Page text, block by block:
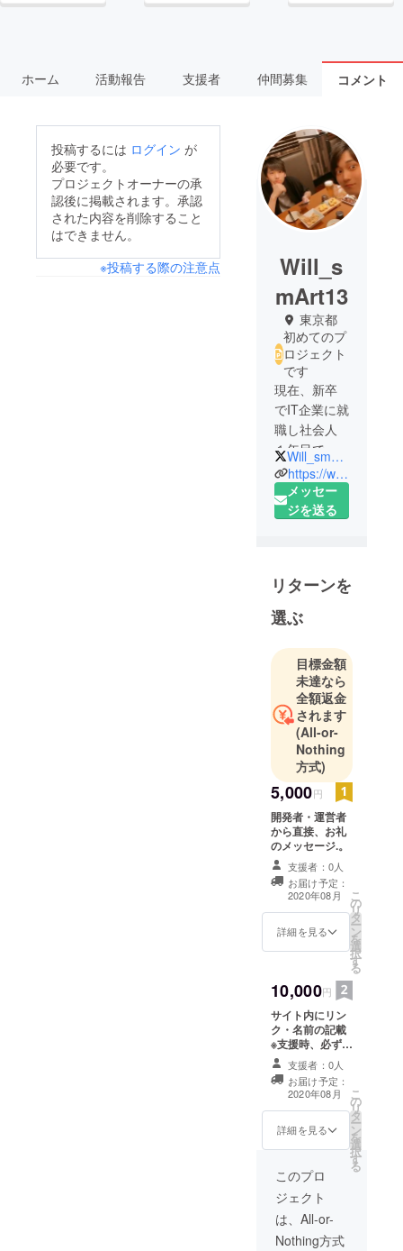
ホーム 活動報告 支援者 仲間募集 コメント
投稿するには ログイン が
必要です。
プロジェクトオーナーの承
認後に掲載されます。承認
された内容を削除すること
はできません。
※投稿する際の注意点
Will_s
mArt13
東京都
初めてのプ
ロジェクト
です
現在、新卒
でIT企業に就
職し社会人
１年目で
す。今の生
活も悪くは
ないと思い
ていいもの
かと考えて
います。
夢を追う人
をサポート
したい、
最終的には
科学で魔法
を作りた
い。
よろしくお
願いしま
す。
Will_smArt13
https://www.smart-art.site/
メッセー
ジを送る
リターンを
選ぶ
目標金額
未達なら
全額返金
されます
(All-or-
Nothing
方式)
5,000円
開発者・運営者
から直接、お礼
のメッセージ.。
支援者：0人
お届け予定：
2020年08月
詳細を見る
こ
の
リ
タ
ー
ン
を
選
択
す
る
10,000円
サイト内にリン
ク・名前の記載
※支援時、必ず備
考欄にご希望の
お名前をご記入
ください。
支援者：0人
お届け予定：
2020年08月
詳細を見る
こ
の
リ
タ
ー
ン
を
選
択
す
る
このプロ
ジェクト
は、All-or-
Nothing方式